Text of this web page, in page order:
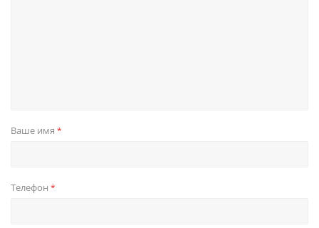
Ваше имя *
Телефон *